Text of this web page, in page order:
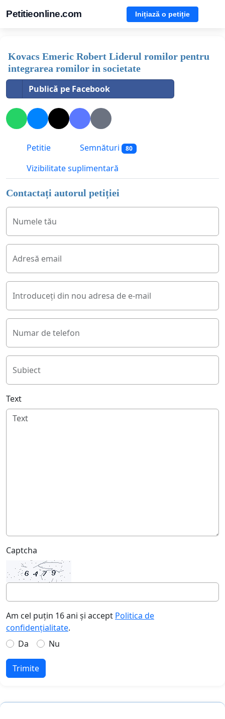
Petitieonline.com Inițiază o petiție
Kovacs Emeric Robert Liderul romilor pentru
integrarea romilor in societate
Publică pe Facebook
Petitie Semnături 80
Vizibilitate suplimentară
Contactați autorul petiției
Numele tău
Adresă email
Introduceți din nou adresa de e-mail
Numar de telefon
Subiect
Text
Captcha
Am cel puțin 16 ani și accept Politica de
confidențialitate.
Da
Nu
Trimite